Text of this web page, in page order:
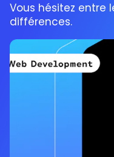
Vous hésitez entre
différences.